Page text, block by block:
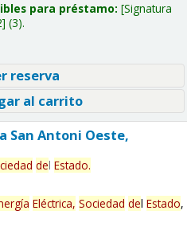
para préstamo: Signatura
(3).
reserva
al carrito
San Antoni Oeste,
del Estado.
Eléctrica, Sociedad del Estado,